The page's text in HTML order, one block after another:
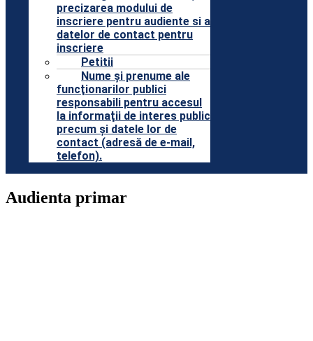
precizarea modului de
inscriere pentru audiente si a
datelor de contact pentru
inscriere
Petitii
Nume şi prenume ale
funcţionarilor publici
responsabili pentru accesul
la informaţii de interes public
precum şi datele lor de
contact (adresă de e-mail,
telefon).
Audienta primar